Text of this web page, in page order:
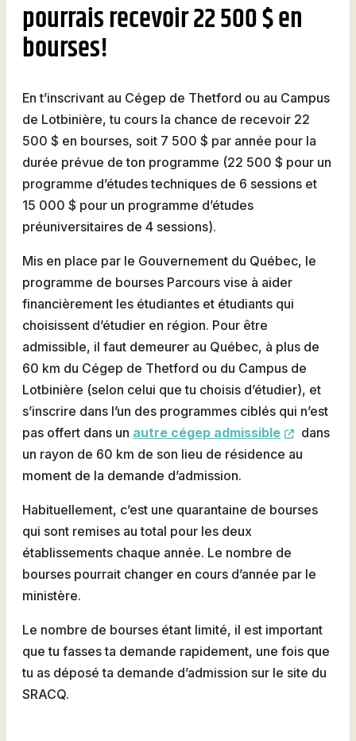
pourrais recevoir 22 500 $ en
bourses!
En t’inscrivant au Cégep de Thetford ou au Campus
de Lotbinière, tu cours la chance de recevoir 22
500 $ en bourses, soit 7 500 $ par année pour la
durée prévue de ton programme (22 500 $ pour un
programme d’études techniques de 6 sessions et
15 000 $ pour un programme d’études
préuniversitaires de 4 sessions).
Mis en place par le Gouvernement du Québec, le
programme de bourses Parcours vise à aider
financièrement les étudiantes et étudiants qui
choisissent d’étudier en région. Pour être
admissible, il faut demeurer au Québec, à plus de
60 km du Cégep de Thetford ou du Campus de
Lotbinière (selon celui que tu choisis d’étudier), et
s’inscrire dans l’un des programmes ciblés qui n’est
pas offert dans un autre cégep admissible
dans
un rayon de 60 km de son lieu de résidence au
moment de la demande d’admission.
Habituellement, c’est une quarantaine de bourses
qui sont remises au total pour les deux
établissements chaque année. Le nombre de
bourses pourrait changer en cours d’année par le
ministère.
Le nombre de bourses étant limité, il est important
que tu fasses ta demande rapidement, une fois que
tu as déposé ta demande d’admission sur le site du
SRACQ.